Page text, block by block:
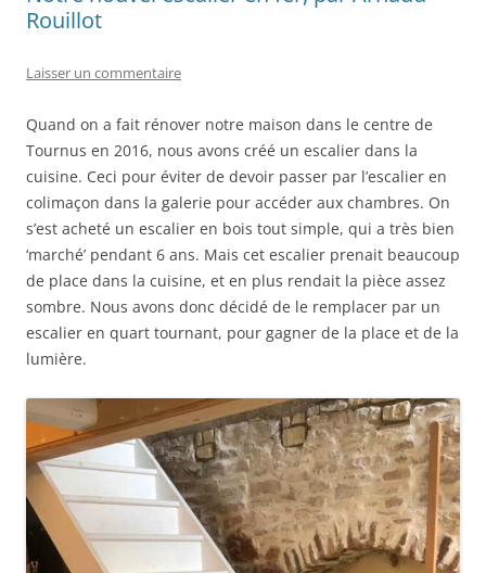
Rouillot
Laisser un commentaire
Quand on a fait rénover notre maison dans le centre de
Tournus en 2016, nous avons créé un escalier dans la
cuisine. Ceci pour éviter de devoir passer par l’escalier en
colimaçon dans la galerie pour accéder aux chambres. On
s’est acheté un escalier en bois tout simple, qui a très bien
‘marché’ pendant 6 ans. Mais cet escalier prenait beaucoup
de place dans la cuisine, et en plus rendait la pièce assez
sombre. Nous avons donc décidé de le remplacer par un
escalier en quart tournant, pour gagner de la place et de la
lumière.